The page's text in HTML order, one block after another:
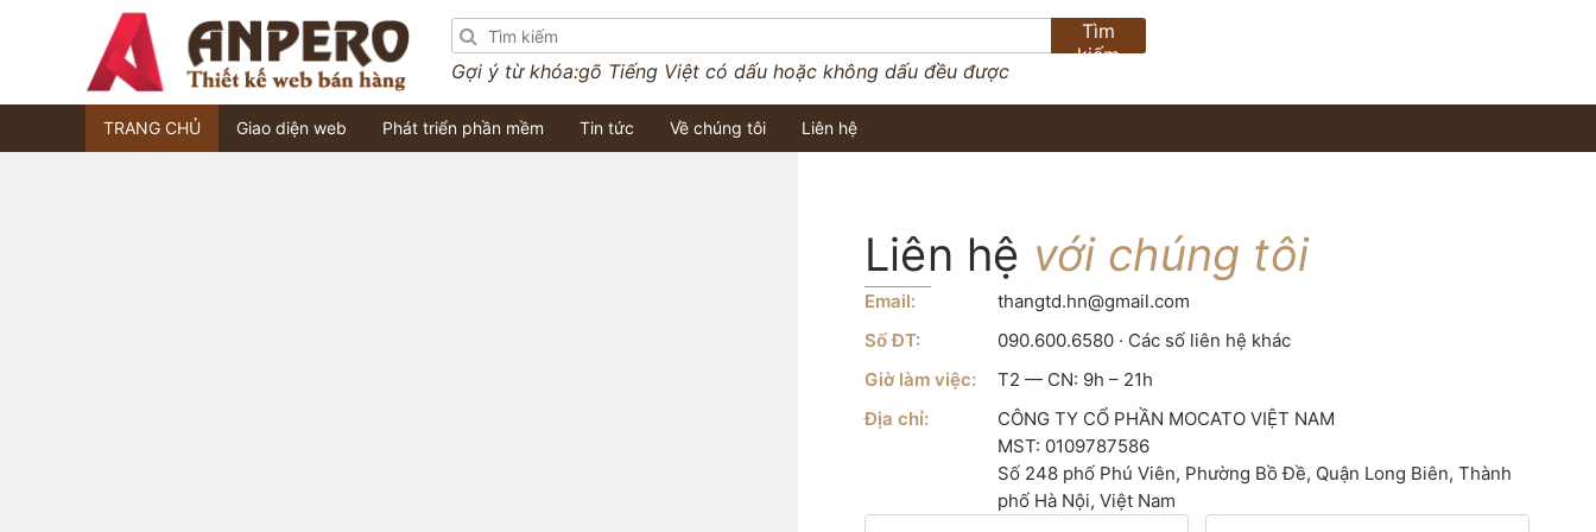
Tìm
kiếm
Gợi ý từ khóa:gõ Tiếng Việt có dấu hoặc không dấu đều được
TRANG CHỦ Giao diện web Phát triển phần mềm Tin tức Về chúng tôi Liên hệ
Liên hệ với chúng tôi
Email:
thangtd.hn@gmail.com
Số ĐT:
090.600.6580 · Các số liên hệ khác
Giờ làm việc:
T2 — CN: 9h – 21h
Địa chỉ:
CÔNG TY CỔ PHẦN MOCATO VIỆT NAM
MST: 0109787586
Số 248 phố Phú Viên, Phường Bồ Đề, Quận Long Biên, Thành
phố Hà Nội, Việt Nam